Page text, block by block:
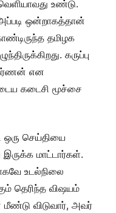
உண்டு.
ஒன்றாகத்தான்
தமிழக
கருப்பு
என
கடைசி மூச்சை
ஒரு செய்தியை
இருக்க மாட்டார்கள்.
உடல்நிலை
தெரிந்த விஷயம்
விடுவார், அவர்